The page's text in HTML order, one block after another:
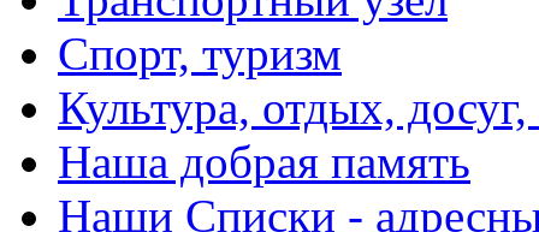
Спорт, туризм
Культура, отдых,
Наша добрая память
Наши Списки -